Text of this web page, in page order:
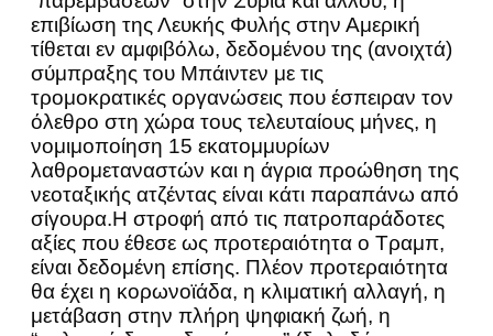
επιβίωση της Λευκής Φυλής στην Αμερική
τίθεται εν αμφιβόλω, δεδομένου της (ανοιχτά)
σύμπραξης του Μπάιντεν με τις
τρομοκρατικές οργανώσεις που έσπειραν τον
όλεθρο στη χώρα τους τελευταίους μήνες, η
νομιμοποίηση 15 εκατομμυρίων
λαθρομεταναστών και η άγρια προώθηση της
νεοταξικής ατζέντας είναι κάτι παραπάνω από
σίγουρα.Η στροφή από τις πατροπαράδοτες
αξίες που έθεσε ως προτεραιότητα ο Τραμπ,
είναι δεδομένη επίσης. Πλέον προτεραιότητα
θα έχει η κορωνοϊάδα, η κλιματική αλλαγή, η
μετάβαση στην πλήρη ψηφιακή ζωή, η